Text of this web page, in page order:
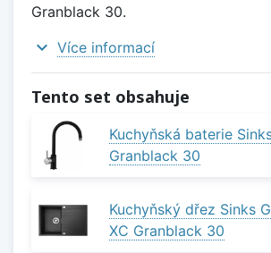
Granblack 30.
expand_more Více informací
Tento set obsahuje
Kuchyňská baterie
Granblack 30
Kuchyňský dřez Sinks
XC Granblack 30